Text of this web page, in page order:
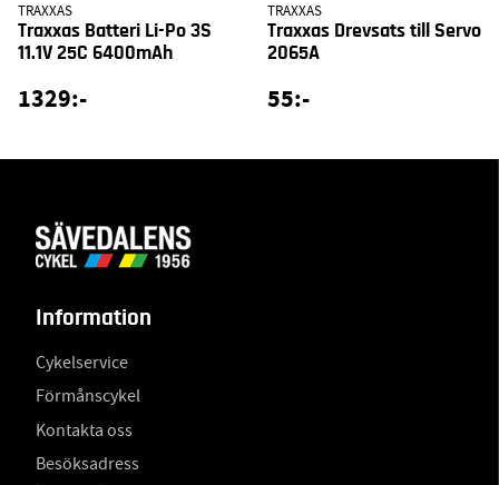
TRAXXAS
Traxxas Batteri Li-Po 3S
11.1V 25C 6400mAh
1329:-
TRAXXAS
Traxxas Drevsats till Servo
2065A
55:-
Information
Cykelservice
Förmånscykel
Kontakta oss
Besöksadress